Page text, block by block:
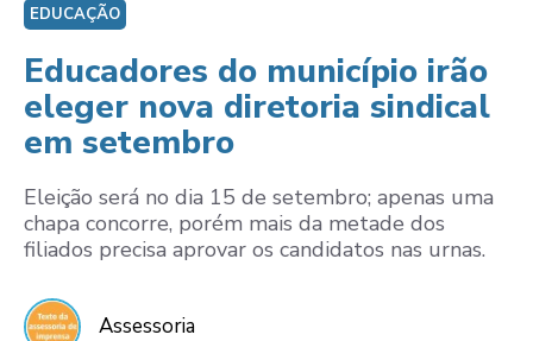
EDUCAÇÃO
Educadores do município irão
eleger nova diretoria sindical
em setembro
Eleição será no dia 15 de setembro; apenas uma
chapa concorre, porém mais da metade dos
filiados precisa aprovar os candidatos nas urnas.
Assessoria